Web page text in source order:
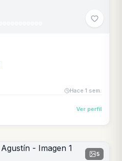
Hace 1 sem.
Ver perfil
5